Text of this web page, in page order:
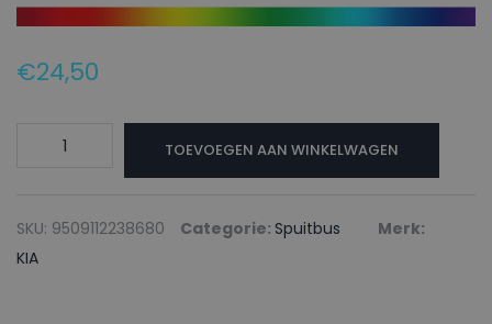
€24,50
Blanke
lak
TOEVOEGEN AAN WINKELWAGEN
SKU: 9509112238680 Categorie: Spuitbus
Merk:
KIA